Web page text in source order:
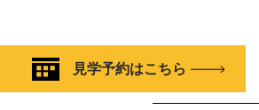
見学予約はこちら